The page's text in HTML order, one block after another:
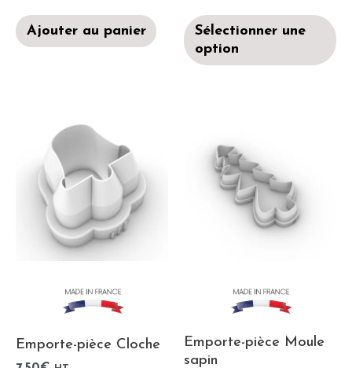
Ajouter au panier
Sélectionner une
option
Emporte-pièce Cloche
Emporte-pièce Moule
sapin